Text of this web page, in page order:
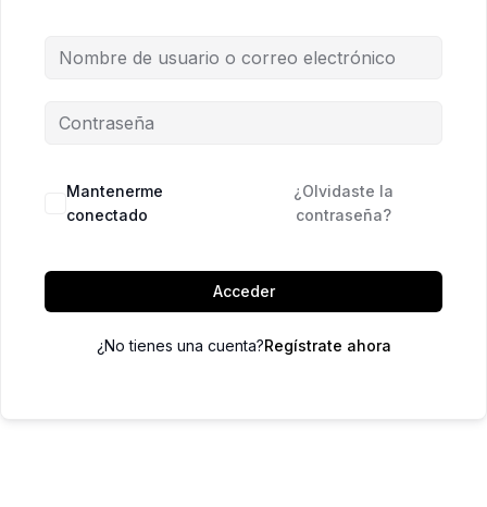
Mantenerme
conectado
¿Olvidaste la
contraseña?
Acceder
¿No tienes una cuenta?Regístrate ahora